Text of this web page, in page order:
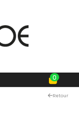
0
Retour